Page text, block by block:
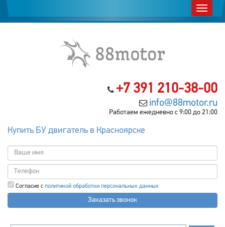
+7 391 210-38-00
info@88motor.ru
Работаем ежедневно с 9:00 до 21:00
Купить БУ двигатель в Красноярске
Согласие с политикой обработки персональных данных
Заказать звонок